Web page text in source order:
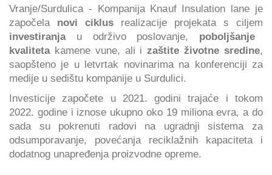
Vranje/Surdulica - Kompanija Knauf Insulation lane je
započela novi ciklus realizacije projekata s ciljem
investiranjau održivo poslovanje, poboljšanje
kvaliteta kamene vune, ali izaštite životne sredine,
saopšteno je u letvrtak novinarima na konferenciji za
medije u sedištu kompanije u Surdulici.
Investicije započete u 2021. godini trajaće i tokom
2022. godine i iznose ukupno oko 19 miliona evra, a do
sada su pokrenuti radovi na ugradnji sistema za
odsumporavanje, povećanja reciklažnih kapaciteta i
dodatnog unapređenja proizvodne opreme.